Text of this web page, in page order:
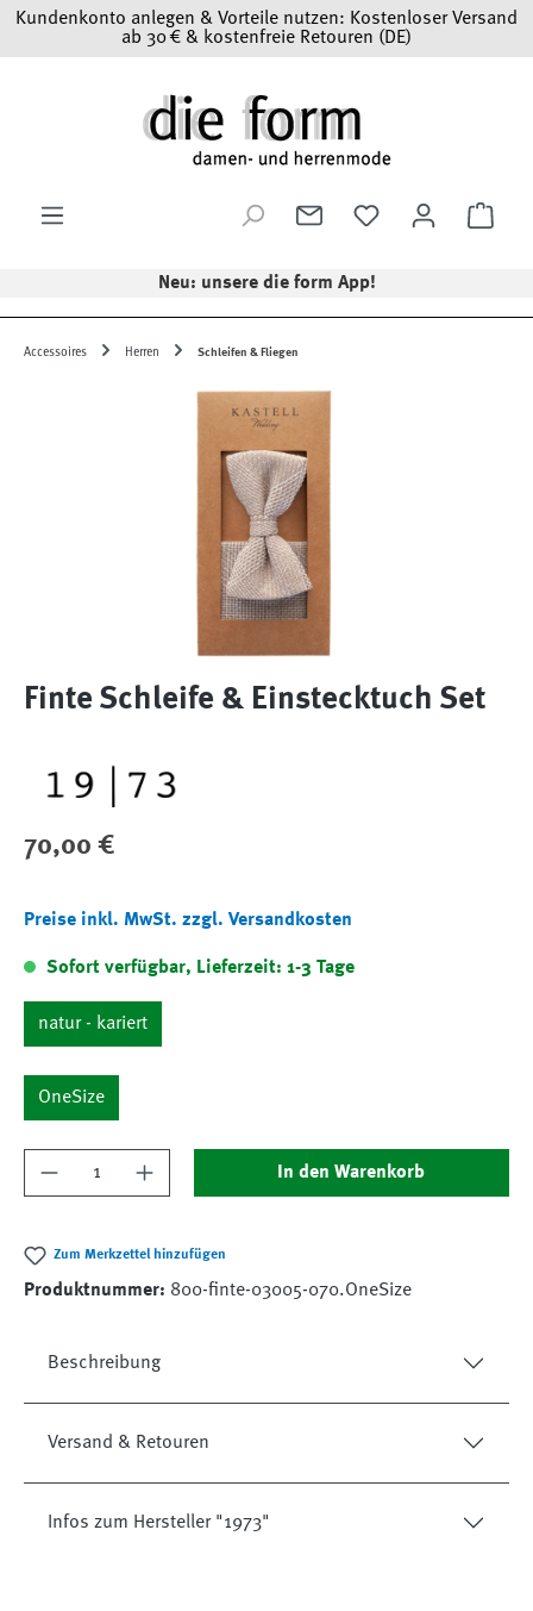
Zum Hauptinhalt springen
Kundenkonto anlegen & Vorteile nutzen: Kostenloser Versand
ab 30 € & kostenfreie Retouren (DE)
Neu: unsere die form App!
Accessoires Herren Schleifen & Fliegen
Finte Schleife & Einstecktuch Set
Regulärer Preis:
70,00 €
Preise inkl. MwSt. zzgl. Versandkosten
Sofort verfügbar, Lieferzeit: 1-3 Tage
natur - kariert
OneSize
Produkt Anzahl: Gib den gewünschten Wert
In den Warenkorb
Zum Merkzettel hinzufügen
Produktnummer: 800-finte-03005-070.OneSize
Beschreibung
Versand & Retouren
Infos zum Hersteller "1973"